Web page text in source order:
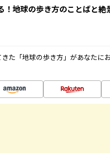
！地球の歩き方のことばと絶
た「地球の歩き方」があなたに